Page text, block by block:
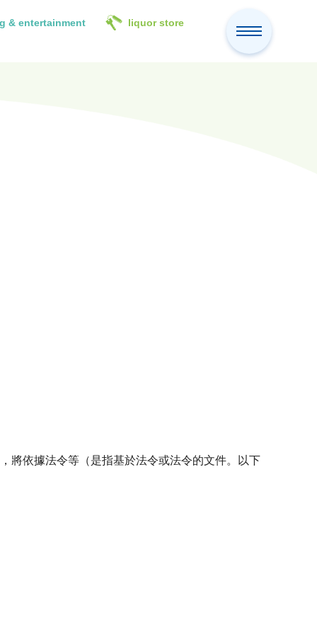
& entertainment liquor store
將依據法令等（是指基於法令或法令的文件。以下